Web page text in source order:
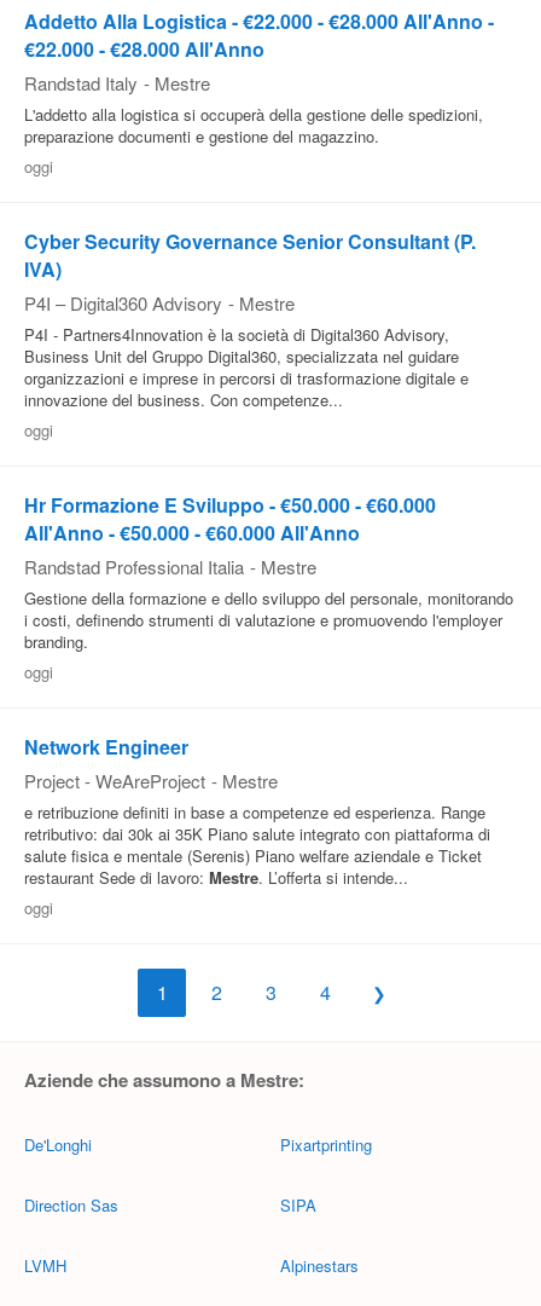
Addetto Alla Logistica - €22.000 - €28.000 All'Anno -
€22.000 - €28.000 All'Anno
Randstad Italy - Mestre
L'addetto alla logistica si occuperà della gestione delle spedizioni,
preparazione documenti e gestione del magazzino.
oggi
Cyber Security Governance Senior Consultant (P.
IVA)
P4I – Digital360 Advisory - Mestre
P4I - Partners4Innovation è la società di Digital360 Advisory,
Business Unit del Gruppo Digital360, specializzata nel guidare
organizzazioni e imprese in percorsi di trasformazione digitale e
innovazione del business. Con competenze...
oggi
Hr Formazione E Sviluppo - €50.000 - €60.000
All'Anno - €50.000 - €60.000 All'Anno
Randstad Professional Italia - Mestre
Gestione della formazione e dello sviluppo del personale, monitorando
i costi, definendo strumenti di valutazione e promuovendo l'employer
branding.
oggi
Network Engineer
Project - WeAreProject - Mestre
e retribuzione definiti in base a competenze ed esperienza. Range
retributivo: dai 30k ai 35K Piano salute integrato con piattaforma di
salute fisica e mentale (Serenis) Piano welfare aziendale e Ticket
restaurant Sede di lavoro: Mestre. L’offerta si intende...
oggi
1 2 3 4
Aziende che assumono a Mestre:
De'Longhi
Direction Sas
LVMH
Pixartprinting
SIPA
Alpinestars